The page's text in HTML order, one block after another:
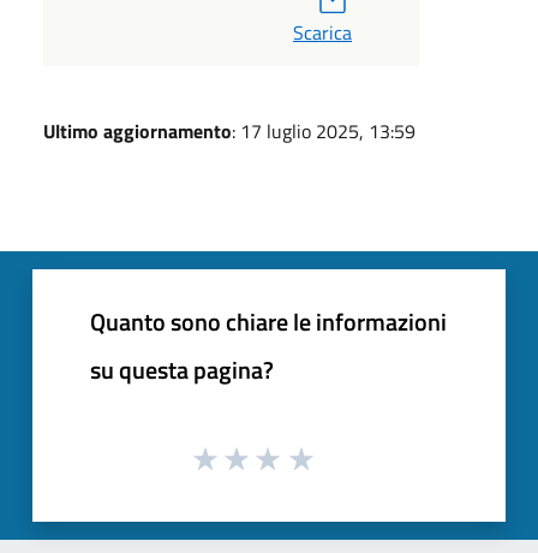
Scarica
Ultimo aggiornamento: 17 luglio 2025, 13:59
Quanto sono chiare le informazioni
su questa pagina?